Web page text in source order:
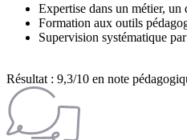
Expertise dans un métier, un
Formation aux outils
Supervision systématique
Résultat : 9,3/10 en note